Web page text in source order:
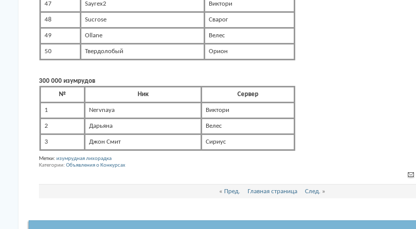
47 Sayrex2 Виктори
48 Sucrose Сварог
49 Ollane Велес
50 Твердолобый Орион
300 000 изумрудов
№
Ник Сервер
1 Nervnaya Виктори
2 Дарьяна Велес
3 Джон Смит Сириус
Метки: изумрудная лихорадка
Категории Объявления о Конкурсах
« Пред. Главная страница След. »